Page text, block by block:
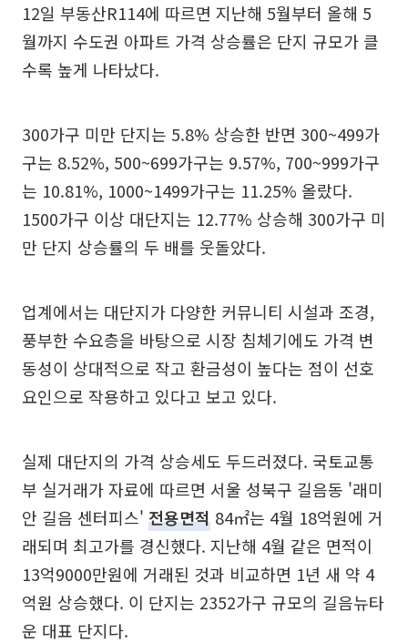
12일 부동산R114에 따르면 지난해 5월부터 올해 5
월까지 수도권 아파트 가격 상승률은 단지 규모가 클
수록 높게 나타났다.
300가구 미만 단지는 5.8% 상승한 반면 300~499가
구는 8.52%, 500~699가구는 9.57%, 700~999가구
는 10.81%, 1000~1499가구는 11.25% 올랐다.
1500가구 이상 대단지는 12.77% 상승해 300가구 미
만 단지 상승률의 두 배를 웃돌았다.
업계에서는 대단지가 다양한 커뮤니티 시설과 조경,
풍부한 수요층을 바탕으로 시장 침체기에도 가격 변
동성이 상대적으로 작고 환금성이 높다는 점이 선호
요인으로 작용하고 있다고 보고 있다.
실제 대단지의 가격 상승세도 두드러졌다. 국토교통
부 실거래가 자료에 따르면 서울 성북구 길음동 '래미
안 길음 센터피스' 전용면적 84㎡는 4월 18억원에 거
래되며 최고가를 경신했다. 지난해 4월 같은 면적이
13억9000만원에 거래된 것과 비교하면 1년 새 약 4
억원 상승했다. 이 단지는 2352가구 규모의 길음뉴타
운 대표 단지다.